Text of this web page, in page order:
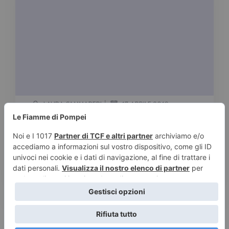
LAURA CAMMARERI | 13 APRILE 2016
Sophie Jackson
Tempo stimato di lettura:< 1 minuto
A fior di pelle
Leggi tutto